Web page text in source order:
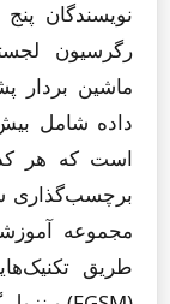
نویسندگان
رگرسیون
است که هر
برچسب‌گذاری
مجموعه
طریق